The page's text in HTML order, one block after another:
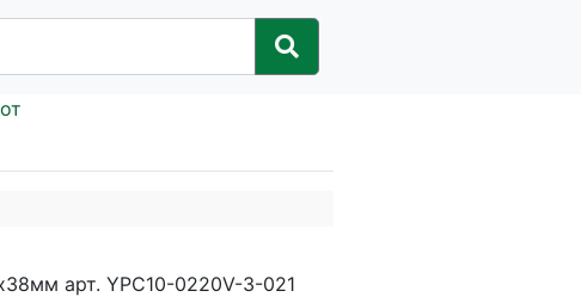
арт. YPC10-0220V-3-021